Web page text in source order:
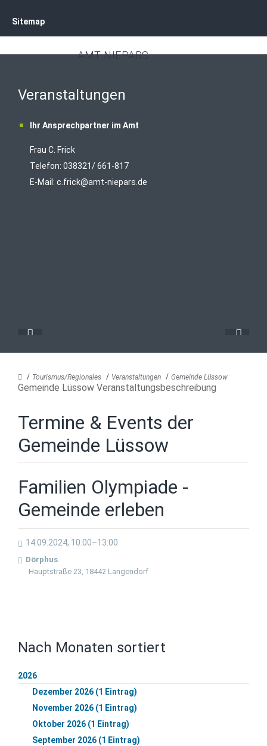
AMT NIEPARS
Sitemap
Veranstaltungen
Ihr Ansprechpartner im Amt
Frau C. Frick
Telefon: 038321/ 661-817
E-Mail: c.frick@amt-niepars.de
Tourismus/Regionales Veranstaltungen Gemeinde Lüssow
Gemeinde Lüssow Veranstaltungsbeschreibung
Termine & Events der
Gemeinde Lüssow
Familien Olympiade -
Gemeinde erleben
14.09.2024, 10:00–13:00
Dörphus
Hauptstraße 23, 18442 Langendorf
Nach Monaten sortiert
2026
Dezember 2026 (1 Eintrag)
November 2026 (1 Eintrag)
Oktober 2026 (1 Eintrag)
September 2026 (1 Eintrag)